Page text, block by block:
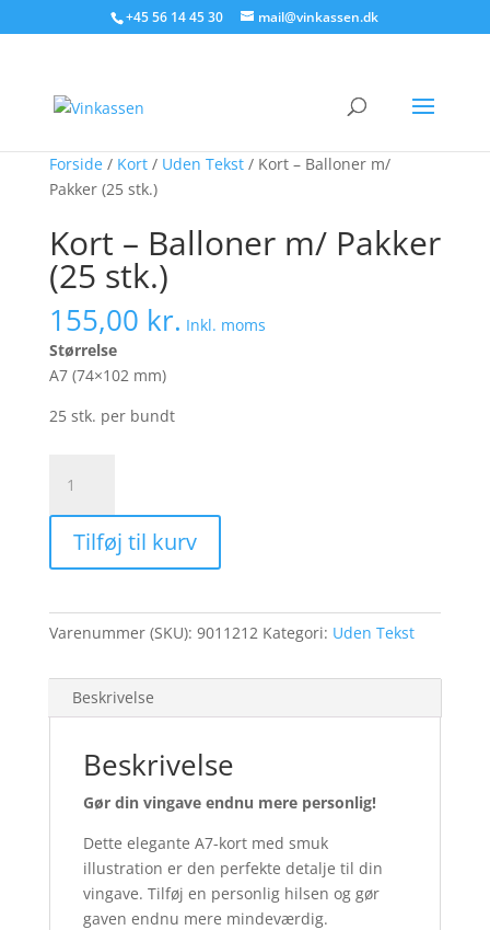
+45 56 14 45 30 mail@vinkassen.dk
Søg produkter - start med at skrive
Forside/ Kort/ Uden Tekst/ Kort – Balloner m/
Pakker (25 stk.)
Kort – Balloner m/ Pakker
(25 stk.)
155,00 kr. Inkl. moms
Størrelse
A7 (74×102 mm)
25 stk. per bundt
Balloner
Pakker
stk.)
antal
Tilføj til kurv
Varenummer (SKU): 9011212 Kategori: Uden Tekst
Beskrivelse
Beskrivelse
Gør din vingave endnu mere personlig!
Dette elegante A7-kort med smuk
illustration er den perfekte detalje til din
vingave. Tilføj en personlig hilsen og gør
gaven endnu mere mindeværdig.